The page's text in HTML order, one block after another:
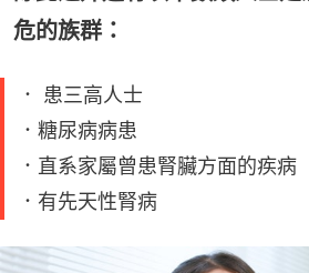
危的族群：
． 患三高人士
．糖尿病病患
．直系家屬曾患腎臟方面的疾病
．有先天性腎病